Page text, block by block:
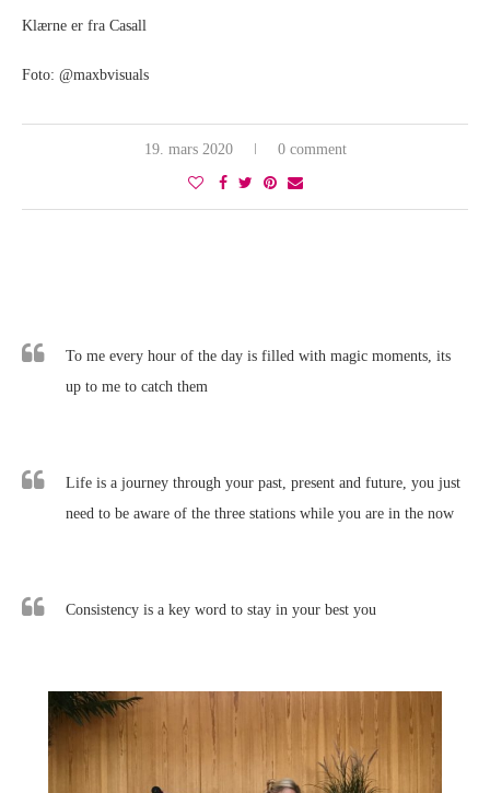
Klærne er fra Casall
Foto: @maxbvisuals
19. mars 2020 0 comment
To me every hour of the day is filled with magic moments, its
up to me to catch them
Life is a journey through your past, present and future, you just
need to be aware of the three stations while you are in the now
Consistency is a key word to stay in your best you